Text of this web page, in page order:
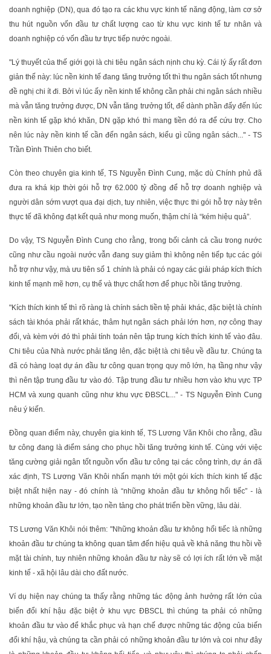
doanh nghiệp (DN), qua đó tạo ra các khu vực kinh tế năng động, làm cơ sở
thu hút nguồn vốn đầu tư chất lượng cao từ khu vực kinh tế tư nhân và
doanh nghiệp có vốn đầu tư trực tiếp nước ngoài.
"Lý thuyết của thế giới gọi là chi tiêu ngân sách nịnh chu kỳ. Cái lý ấy rất đơn
giản thế này: lúc nền kinh tế đang tăng trưởng tốt thì thu ngân sách tốt nhưng
đề nghị chi ít đi. Bởi vì lúc ấy nền kinh tế không cần phải chi ngân sách nhiều
mà vẫn tăng trưởng được, DN vẫn tăng trưởng tốt, để dành phần đấy đến lúc
nền kinh tế gặp khó khăn, DN gặp khó thì mang tiền đó ra để cứu trợ. Cho
nên lúc này nền kinh tế cần đến ngân sách, kiểu gì cũng ngân sách..." - TS
Trần Đình Thiên cho biết.
Còn theo chuyên gia kinh tế, TS Nguyễn Đình Cung, mặc dù Chính phủ đã
đưa ra khá kịp thời gói hỗ trợ 62.000 tỷ đồng để hỗ trợ doanh nghiệp và
người dân sớm vượt qua đại dịch, tuy nhiên, việc thực thi gói hỗ trợ này trên
thực tế đã không đạt kết quả như mong muốn, thậm chí là “kém hiệu quả”.
Do vậy, TS Nguyễn Đình Cung cho rằng, trong bối cảnh cả cầu trong nước
cũng như cầu ngoài nước vẫn đang suy giảm thì không nên tiếp tục các gói
hỗ trợ như vậy, mà ưu tiên số 1 chính là phải có ngay các giải pháp kích thích
kinh tế mạnh mẽ hơn, cụ thể và thực chất hơn để phục hồi tăng trưởng.
"Kích thích kinh tế thì rõ ràng là chính sách tiền tệ phải khác, đặc biệt là chính
sách tài khóa phải rất khác, thâm hụt ngân sách phải lớn hơn, nợ công thay
đổi, và kèm với đó thì phải tính toán nên tập trung kích thích kinh tế vào đâu.
Chi tiêu của Nhà nước phải tăng lên, đặc biệt là chi tiêu về đầu tư. Chúng ta
đã có hàng loạt dự án đầu tư công quan trọng quy mô lớn, hạ tầng như vậy
thì nên tập trung đầu tư vào đó. Tập trung đầu tư nhiều hơn vào khu vực TP
HCM và xung quanh cũng như khu vực ĐBSCL..." - TS Nguyễn Đình Cung
nêu ý kiến.
Đồng quan điểm này, chuyên gia kinh tế, TS Lương Văn Khôi cho rằng, đầu
tư công đang là điểm sáng cho phục hồi tăng trưởng kinh tế. Cùng với việc
tăng cường giải ngân tốt nguồn vốn đầu tư công tại các công trình, dự án đã
xác định, TS Lương Văn Khôi nhấn mạnh tới một gói kích thích kinh tế đặc
biệt nhất hiện nay - đó chính là “những khoản đầu tư không hối tiếc” - là
những khoản đầu tư lớn, tạo nền tảng cho phát triển bền vững, lâu dài.
TS Lương Văn Khôi nói thêm: "Những khoản đầu tư không hối tiếc là những
khoản đầu tư chúng ta không quan tâm đến hiệu quả về khả năng thu hồi về
mặt tài chính, tuy nhiên những khoản đầu tư này sẽ có lợi ích rất lớn về mặt
kinh tế - xã hội lâu dài cho đất nước.
Ví dụ hiện nay chúng ta thấy rằng những tác động ảnh hưởng rất lớn của
biến đổi khí hậu đặc biệt ở khu vực ĐBSCL thì chúng ta phải có những
khoản đầu tư vào để khắc phục và hạn chế được những tác động của biến
đổi khí hậu, và chúng ta cần phải có những khoản đầu tư lớn và coi như đây